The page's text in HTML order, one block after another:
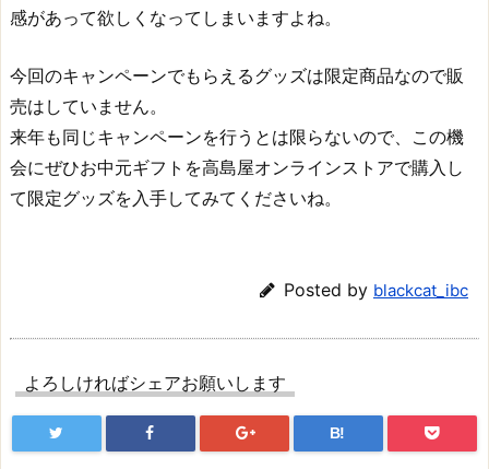
感があって欲しくなってしまいますよね。
今回のキャンペーンでもらえるグッズは限定商品なので販
売はしていません。
来年も同じキャンペーンを行うとは限らないので、この機
会にぜひお中元ギフトを高島屋オンラインストアで購入し
て限定グッズを入手してみてくださいね。
Posted by blackcat_ibc
よろしければシェアお願いします
B!